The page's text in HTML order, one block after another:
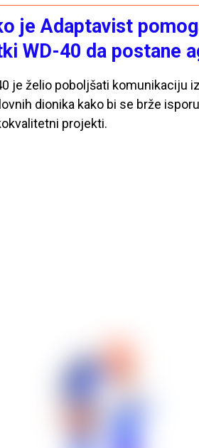
je Adaptavist
WD-40 da postane
je želio poboljšati komunikaciju
dionika kako bi se brže
projekti.